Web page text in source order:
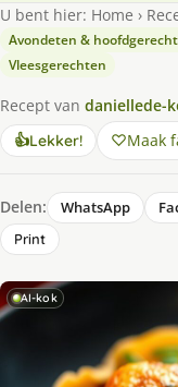
U bent hier: Home ›
Avondeten &
Vleesgerechten
Recept van daniellede-
👍Lekker! Maak
Delen: WhatsApp
Print
AI-kok